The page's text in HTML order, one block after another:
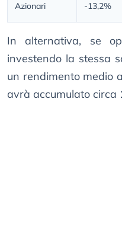
Azionari -13,2%
In alternativa, se
investendo la stessa
un rendimento medio
avrà accumulato circa